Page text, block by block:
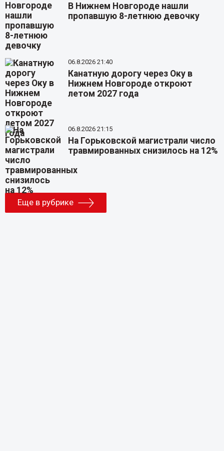
В Нижнем Новгороде нашли
пропавшую 8-летнюю девочку
06.8.2026 21:40
Канатную дорогу через Оку в
Нижнем Новгороде откроют
летом 2027 года
06.8.2026 21:15
На Горьковской магистрали число
травмированных снизилось на 12%
Еще в рубрике